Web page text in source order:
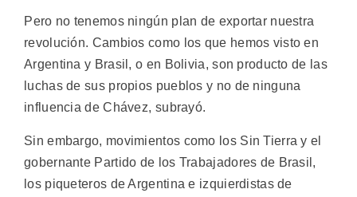
Pero no tenemos ningún plan de exportar nuestra
revolución. Cambios como los que hemos visto en
Argentina y Brasil, o en Bolivia, son producto de las
luchas de sus propios pueblos y no de ninguna
influencia de Chávez, subrayó.
Sin embargo, movimientos como los Sin Tierra y el
gobernante Partido de los Trabajadores de Brasil,
los piqueteros de Argentina e izquierdistas de